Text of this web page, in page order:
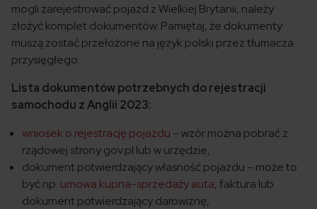
mogli zarejestrować pojazd z Wielkiej Brytanii, należy
złożyć komplet dokumentów. Pamiętaj, że dokumenty
muszą zostać przełożone na język polski przez tłumacza
przysięgłego.
Lista dokumentów potrzebnych do rejestracji
samochodu z Anglii 2023:
wniosek o rejestrację pojazdu – wzór można pobrać z
rządowej strony gov.pl lub w urzędzie,
dokument potwierdzający własność pojazdu – może to
być np. umowa kupna-sprzedaży auta, faktura lub
dokument potwierdzający darowiznę,